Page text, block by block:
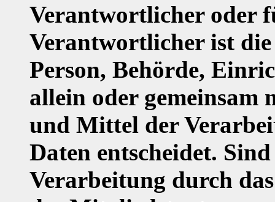
Verantwortlicher oder
Verantwortlicher ist
Person, Behörde,
allein oder gemeinsam
und Mittel der
Daten entscheidet.
Verarbeitung durch